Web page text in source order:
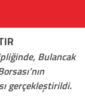
Bulancak
gerçekleştirildi.